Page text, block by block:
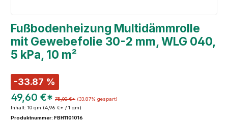
Fußbodenheizung Multidämmrolle
mit Gewebefolie 30-2 mm, WLG 040,
5 kPa, 10 m²
-33.87 %
49,60 €* 75,00 €* (33.87% gespart)
Inhalt: 10 qm (4,96 €* / 1 qm)
Produktnummer: FBH1101016